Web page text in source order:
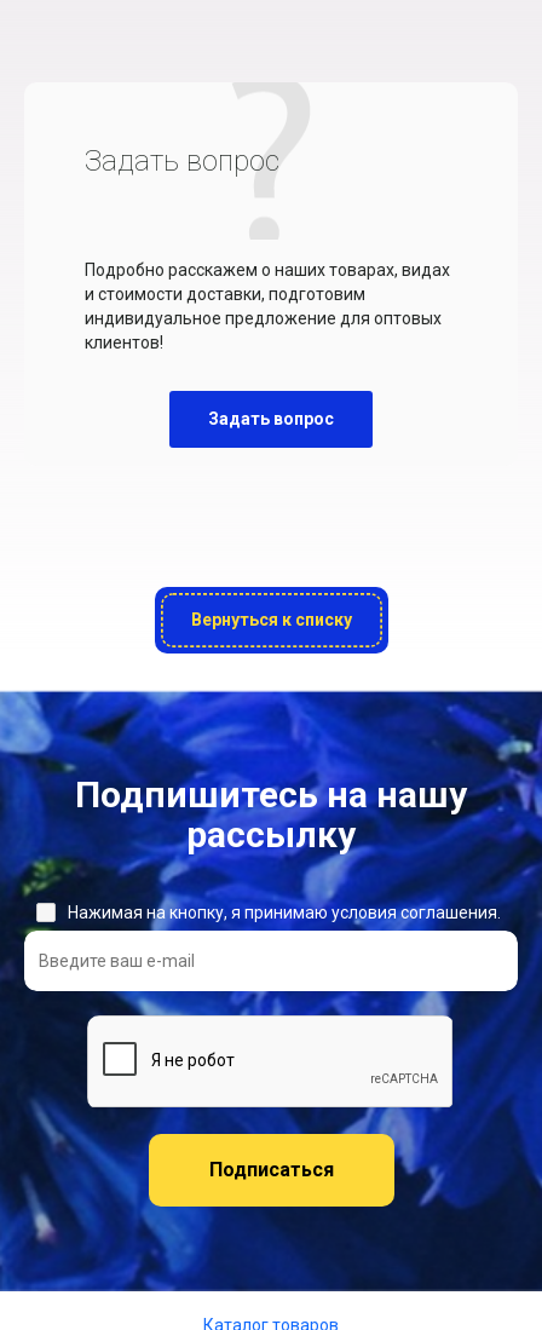
Задать вопрос
Подробно расскажем о наших товарах, видах
и стоимости доставки, подготовим
индивидуальное предложение для оптовых
клиентов!
Задать вопрос
Вернуться к списку
Подпишитесь на нашу
рассылку
Подписаться
Нажимая на кнопку, я принимаю условия соглашения.
Каталог товаров